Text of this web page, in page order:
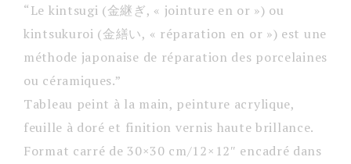
“Le kintsugi (金継ぎ, « jointure en or ») ou
kintsukuroi (金繕い, « réparation en or ») est une
méthode japonaise de réparation des porcelaines
ou céramiques.”
Tableau peint à la main, peinture acrylique,
feuille à doré et finition vernis haute brillance.
Format carré de 30×30 cm/12×12″ encadré dans